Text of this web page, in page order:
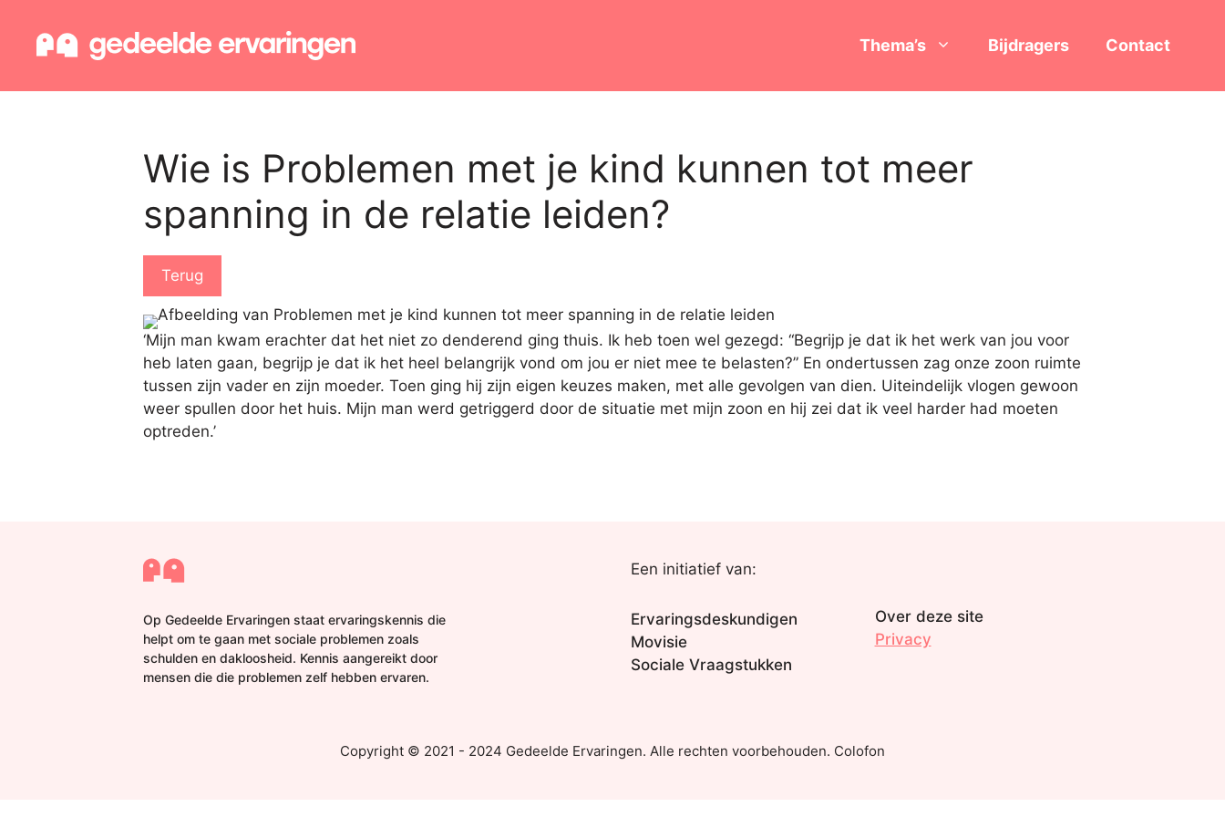
Thema’s Bijdragers Contact
Wie is Problemen met je kind kunnen tot meer
spanning in de relatie leiden?
Terug
‘Mijn man kwam erachter dat het niet zo denderend ging thuis. Ik heb toen wel gezegd: “Begrijp je dat ik het werk van jou voor
heb laten gaan, begrijp je dat ik het heel belangrijk vond om jou er niet mee te belasten?” En ondertussen zag onze zoon ruimte
tussen zijn vader en zijn moeder. Toen ging hij zijn eigen keuzes maken, met alle gevolgen van dien. Uiteindelijk vlogen gewoon
weer spullen door het huis. Mijn man werd getriggerd door de situatie met mijn zoon en hij zei dat ik veel harder had moeten
optreden.’
Op Gedeelde Ervaringen staat ervaringskennis die
helpt om te gaan met sociale problemen zoals
schulden en dakloosheid. Kennis aangereikt door
mensen die die problemen zelf hebben ervaren.
Een initiatief van:
Ervaringsdeskundigen
Movisie
Sociale Vraagstukken
Over deze site
Privacy
Copyright © 2021 - 2024 Gedeelde Ervaringen. Alle rechten voorbehouden. Colofon